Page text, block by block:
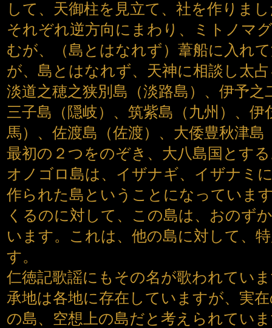
して、天御柱を見立て、社を作りま
それぞれ逆方向にまわり、ミトノマ
むが、（島とはなれず）葦船に入れ
が、島とはなれず、天神に相談し太
淡道之穂之狭別島（淡路島）、伊予之
三子島（隠岐）、筑紫島（九州）、
馬）、佐渡島（佐渡）、大倭豊秋津
最初の２つをのぞき、大八島国とす
オノゴロ島は、イザナギ、イザナミ
作られた島ということになっていま
くるのに対して、この島は、おのず
います。これは、他の島に対して、
す。
仁徳記歌謡にもその名が歌われてい
承地は各地に存在していますが、実
の島、空想上の島だと考えられてい